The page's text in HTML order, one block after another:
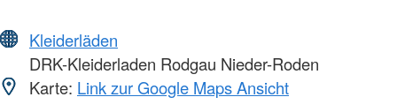
Kleiderläden
DRK-Kleiderladen Rodgau Nieder-Roden
Karte: Link zur Google Maps Ansicht